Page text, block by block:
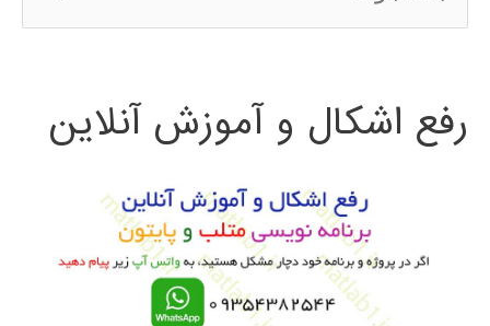
س
ج
رفع اشکال و آموزش آنلاین